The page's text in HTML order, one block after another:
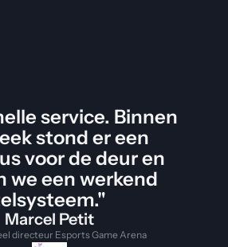
service. Binnen
stond er een
voor de deur en
we een werkend
Marcel Petit
directeur Esports Game Arena